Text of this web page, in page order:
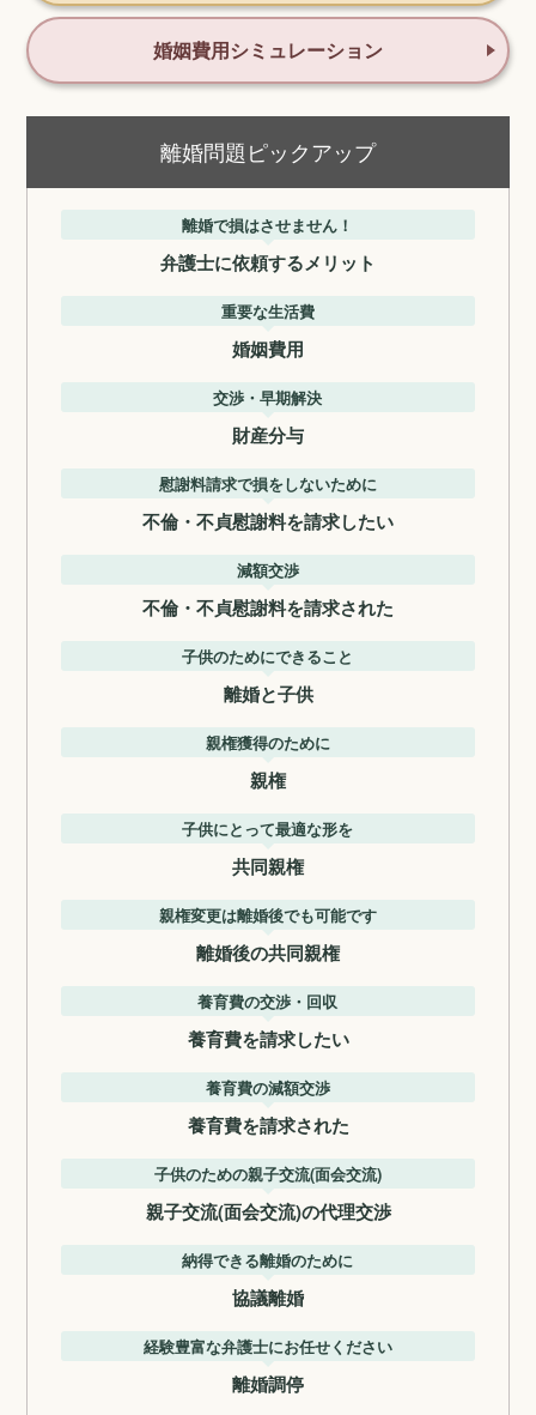
婚姻費用シミュレーション
離婚問題ピックアップ
離婚で損はさせません！
弁護士に依頼するメリット
重要な生活費
婚姻費用
交渉・早期解決
財産分与
慰謝料請求で損をしないために
不倫・不貞慰謝料を請求したい
減額交渉
不倫・不貞慰謝料を請求された
子供のためにできること
離婚と子供
親権獲得のために
親権
子供にとって最適な形を
共同親権
親権変更は離婚後でも可能です
離婚後の共同親権
養育費の交渉・回収
養育費を請求したい
養育費の減額交渉
養育費を請求された
子供のための親子交流(面会交流)
親子交流(面会交流)の代理交渉
納得できる離婚のために
協議離婚
経験豊富な弁護士にお任せください
離婚調停